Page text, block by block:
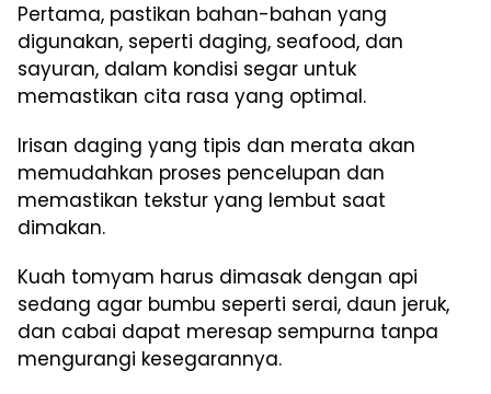
Pertama, pastikan bahan-bahan yang
digunakan, seperti daging, seafood, dan
sayuran, dalam kondisi segar untuk
memastikan cita rasa yang optimal.
Irisan daging yang tipis dan merata akan
memudahkan proses pencelupan dan
memastikan tekstur yang lembut saat
dimakan.
Kuah tomyam harus dimasak dengan api
sedang agar bumbu seperti serai, daun jeruk,
dan cabai dapat meresap sempurna tanpa
mengurangi kesegarannya.